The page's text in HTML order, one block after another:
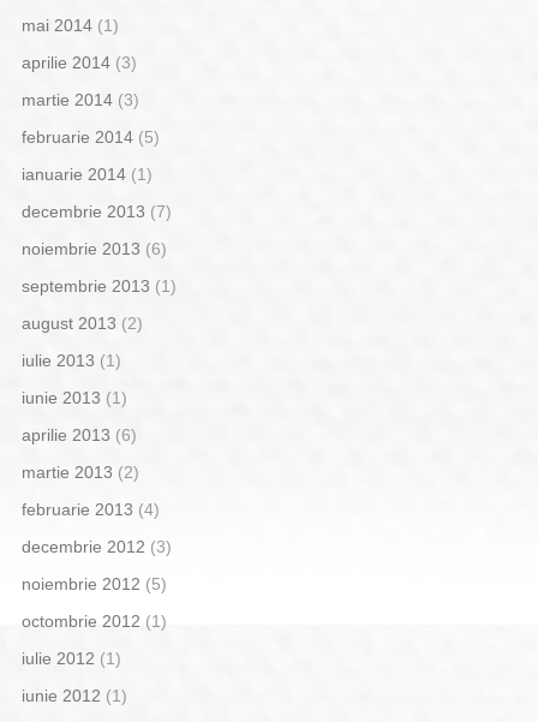
mai 2014(1)
aprilie 2014(3)
martie 2014(3)
februarie 2014(5)
ianuarie 2014(1)
decembrie 2013 (7)
noiembrie 2013 (6)
septembrie 2013 (1)
august 2013 (2)
iulie 2013 (1)
iunie 2013 (1)
aprilie 2013 (6)
martie 2013 (2)
februarie 2013 (4)
decembrie 2012 (3)
noiembrie 2012 (5)
octombrie 2012 (1)
iulie 2012 (1)
iunie 2012 (1)